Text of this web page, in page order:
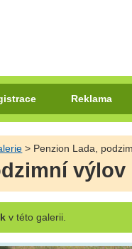
Reklama
> Penzion Lada,
v této galerii.